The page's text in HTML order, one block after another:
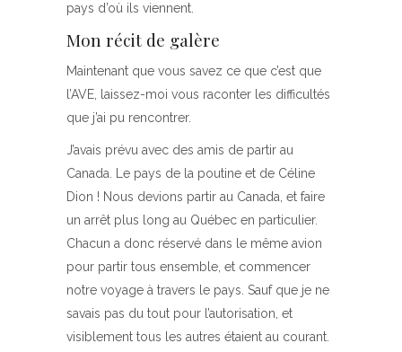
pays d’où ils viennent.
Mon récit de galère
Maintenant que vous savez ce que c’est que
l’AVE, laissez-moi vous raconter les difficultés
que j’ai pu rencontrer.
J’avais prévu avec des amis de partir au
Canada. Le pays de la poutine et de Céline
Dion ! Nous devions partir au Canada, et faire
un arrêt plus long au Québec en particulier.
Chacun a donc réservé dans le même avion
pour partir tous ensemble, et commencer
notre voyage à travers le pays. Sauf que je ne
savais pas du tout pour l’autorisation, et
visiblement tous les autres étaient au courant.